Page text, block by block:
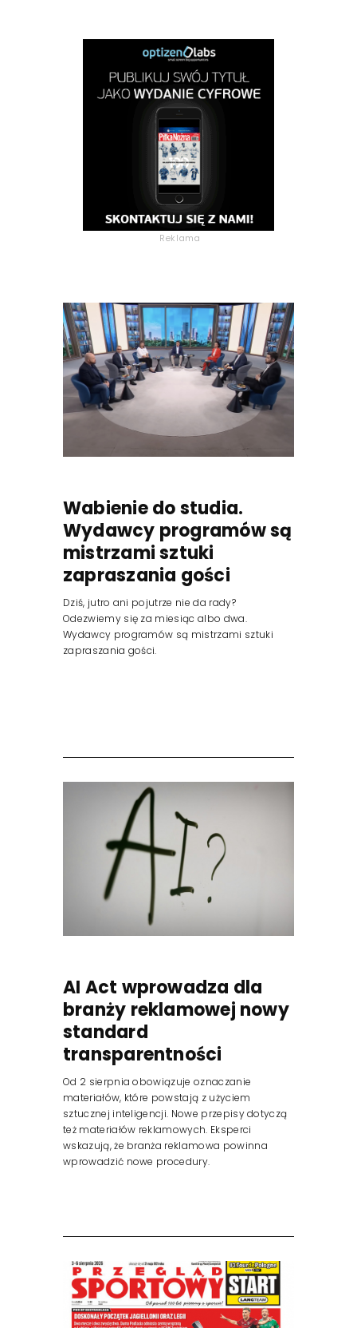
Reklama
Wabienie do studia.
Wydawcy programów są
mistrzami sztuki
zapraszania gości
Dziś, jutro ani pojutrze nie da rady?
Odezwiemy się za miesiąc albo dwa.
Wydawcy programów są mistrzami sztuki
zapraszania gości.
AI Act wprowadza dla
branży reklamowej nowy
standard
transparentności
Od 2 sierpnia obowiązuje oznaczanie
materiałów, które powstają z użyciem
sztucznej inteligencji. Nowe przepisy dotyczą
też materiałów reklamowych. Eksperci
wskazują, że branża reklamowa powinna
wprowadzić nowe procedury.